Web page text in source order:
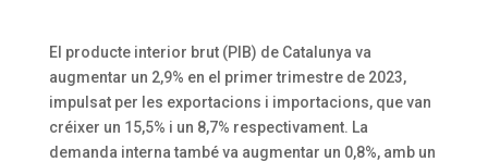
El producte interior brut (PIB) de Catalunya va
augmentar un 2,9% en el primer trimestre de 2023,
impulsat per les exportacions i importacions, que van
créixer un 15,5% i un 8,7% respectivament. La
demanda interna també va augmentar un 0,8%, amb un